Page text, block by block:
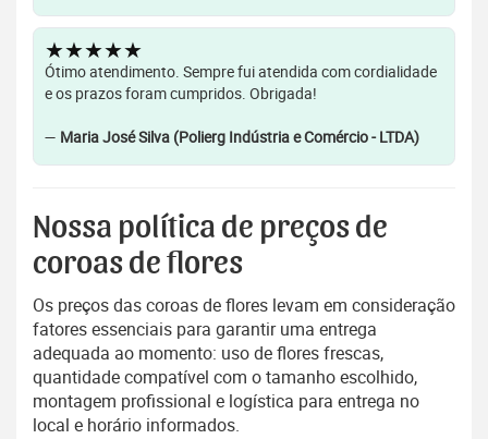
★★★★★
Ótimo atendimento. Sempre fui atendida com cordialidade
e os prazos foram cumpridos. Obrigada!
— Maria José Silva (Polierg Indústria e Comércio - LTDA)
Nossa política de preços de
coroas de flores
Os preços das coroas de flores levam em consideração
fatores essenciais para garantir uma entrega
adequada ao momento: uso de flores frescas,
quantidade compatível com o tamanho escolhido,
montagem profissional e logística para entrega no
local e horário informados.